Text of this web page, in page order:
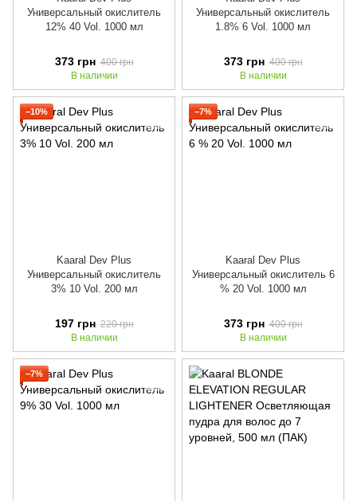
Универсальный окислитель
12% 40 Vol. 1000 мл
373 грн 400 грн
В наличии
Универсальный окислитель
1.8% 6 Vol. 1000 мл
373 грн 400 грн
В наличии
−10%
Kaaral Dev Plus
Универсальный окислитель
3% 10 Vol. 200 мл
197 грн 220 грн
В наличии
−7%
Kaaral Dev Plus
Универсальный окислитель 6
% 20 Vol. 1000 мл
373 грн 400 грн
В наличии
−7%